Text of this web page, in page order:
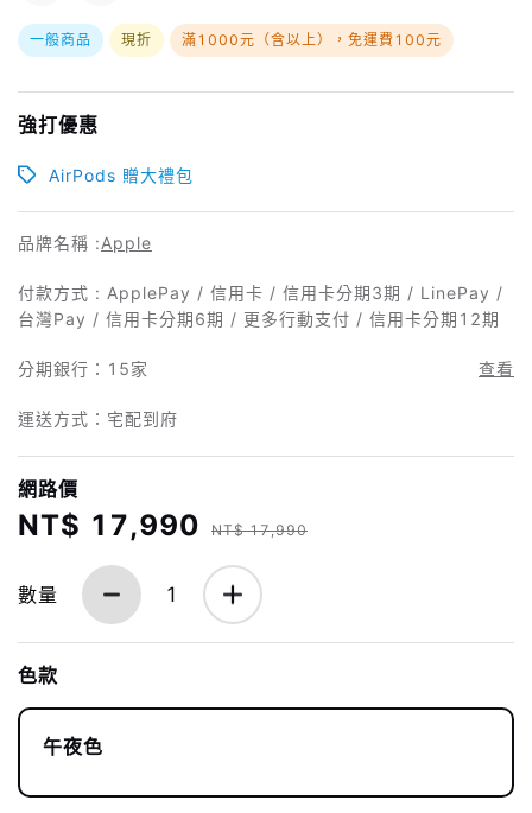
一般商品 現折 滿1000元（含以上），免運費100元
強打優惠
AirPods 贈大禮包
品牌名稱 :Apple
付款方式 : ApplePay / 信用卡 / 信用卡分期3期 / LinePay /
台灣Pay / 信用卡分期6期 / 更多行動支付 / 信用卡分期12期
分期銀行： 15家 查看
運送方式：宅配到府
網路價
NT$ 17,990 NT$ 17,990
數量 1
色款
午夜色